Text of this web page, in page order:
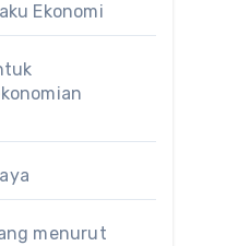
Ekonomi
menurut